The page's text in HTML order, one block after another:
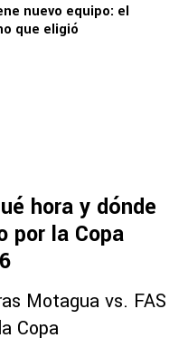
nuevo equipo: el
que eligió
hora y dónde
por la Copa
Motagua vs. FAS
Copa